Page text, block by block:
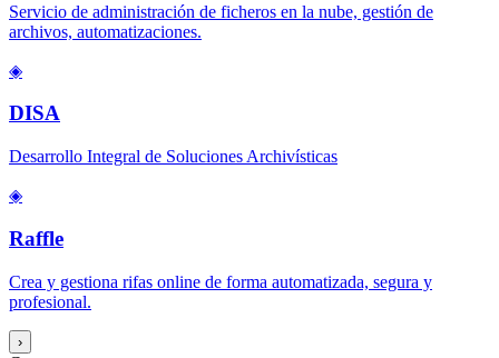
Servicio de administración de ficheros en la nube, gestión de
archivos, automatizaciones.
◈
DISA
Desarrollo Integral de Soluciones Archivísticas
◈
Raffle
Crea y gestiona rifas online de forma automatizada, segura y
profesional.
›